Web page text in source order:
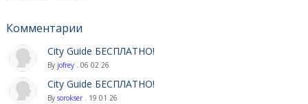
Комментарии
City Guide БЕСПЛАТНО!
By jofrey . 06 02 26
City Guide БЕСПЛАТНО!
By sorokser . 19 01 26